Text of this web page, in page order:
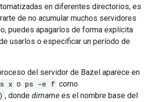
en diferentes directorios, es
de no acumular muchos servidores
puedes apagarlos de forma explícita
usarlos o especificar un período de
del servidor de Bazel aparece en
x o ps -e f como
) , donde dirname es el nombre base del